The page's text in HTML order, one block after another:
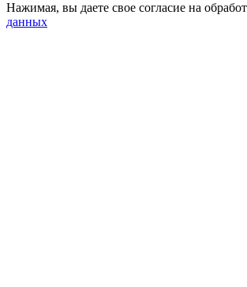
Нажимая, вы даете свое согласие на
данных